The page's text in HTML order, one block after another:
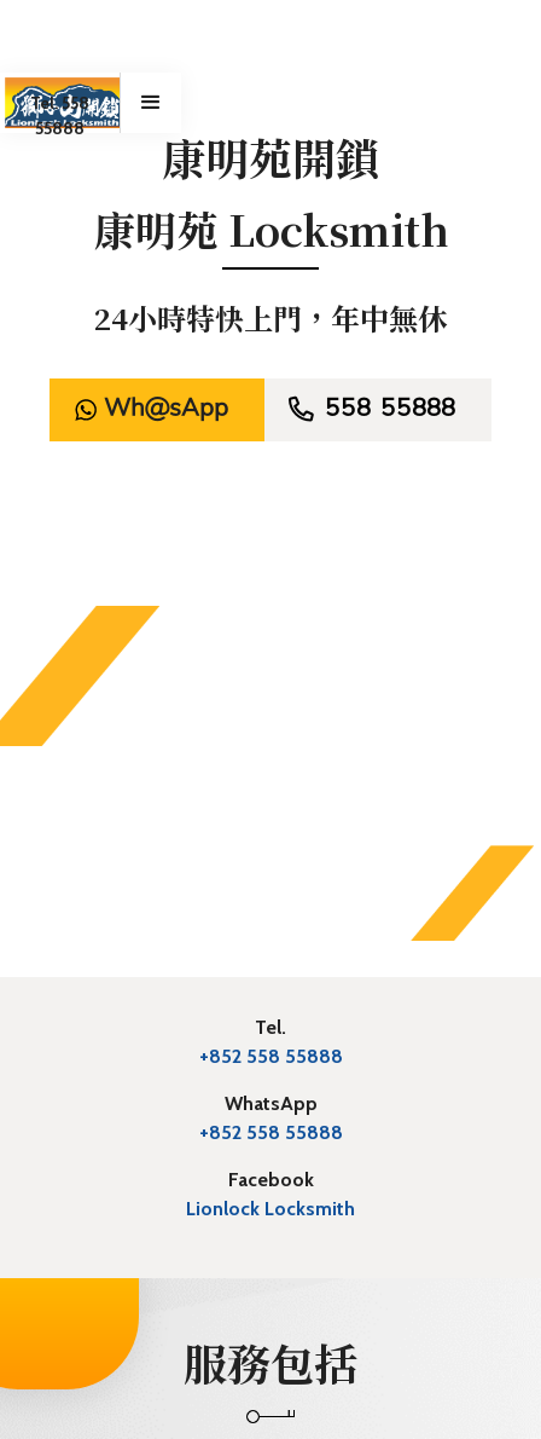
Tel. 558
55888
康明苑開鎖
康明苑 Locksmith
24小時特快上門，年中無休
WhatsApp  558 55888
Tel.
+852 558 55888
WhatsApp
+852 558 55888
Facebook
Lionlock Locksmith
服務包括